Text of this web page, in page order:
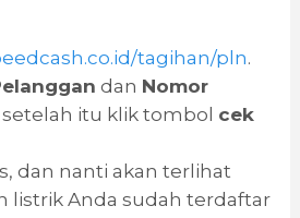
tagihan/pln.
dan Nomor
itu klik tombol cek
dan nanti akan terlihat
listrik Anda sudah terdaftar